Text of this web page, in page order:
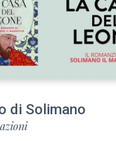
di Solimano